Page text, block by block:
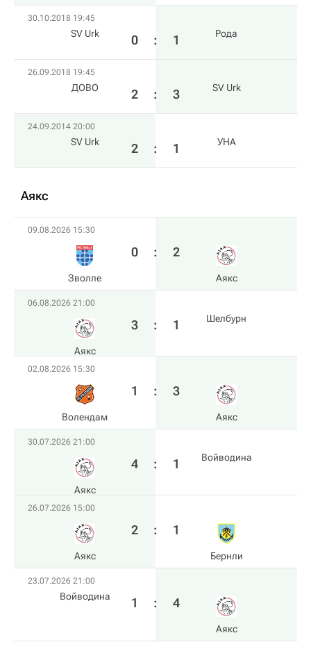
30.10.2018 19:45
SV Urk 0 : 1 Рода
26.09.2018 19:45
ДОВО 2 : 3 SV Urk
24.09.2014 20:00
SV Urk 2 : 1 УНА
Аякс
09.08.2026 15:30
Зволле
0 : 2
Аякс
06.08.2026 21:00
Аякс
3 : 1 Шелбурн
02.08.2026 15:30
Волендам
1 : 3
Аякс
30.07.2026 21:00
Аякс
4 : 1 Войводина
26.07.2026 15:00
Аякс
2 : 1
Бернли
23.07.2026 21:00
Войводина 1 : 4
Аякс